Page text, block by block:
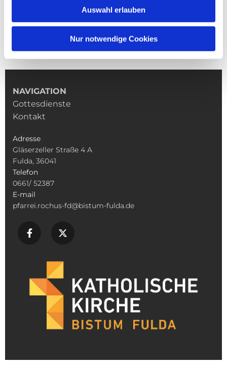
Auswahl erlauben
Nur notwendige Cookies
NAVIGATION
Gottesdienste
Kontakt
Adresse
Gläserzeller Straße 4 A
Fulda, 36041
Telefon
0661/ 52387
E-mail
pfarrei.rochus-fd@bistum-fulda.de